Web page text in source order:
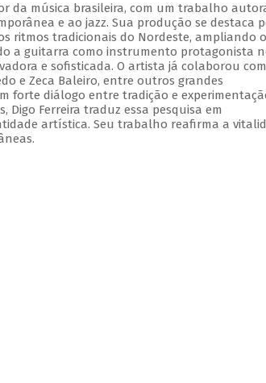
da música brasileira, com um trabalho
e ao jazz. Sua produção se destaca
ritmos tradicionais do Nordeste, ampliando
a guitarra como instrumento protagonista
e sofisticada. O artista já colaborou com
e Zeca Baleiro, entre outros grandes
forte diálogo entre tradição e
Ferreira traduz essa pesquisa em
artística. Seu trabalho reafirma a